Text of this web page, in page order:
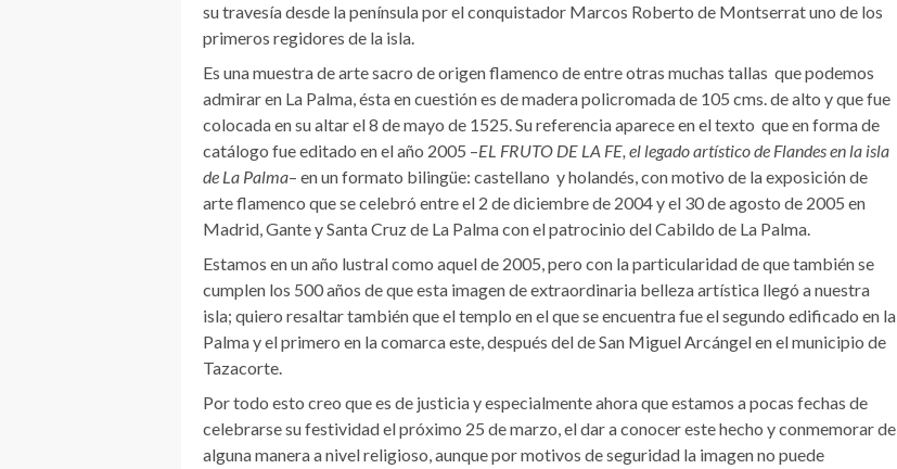
su travesía desde la península por el conquistador Marcos Roberto de Montserrat uno de los
primeros regidores de la isla.
Es una muestra de arte sacro de origen flamenco de entre otras muchas tallas que podemos
admirar en La Palma, ésta en cuestión es de madera policromada de 105 cms. de alto y que fue
colocada en su altar el 8 de mayo de 1525. Su referencia aparece en el texto que en forma de
catálogo fue editado en el año 2005 –EL FRUTO DE LA FE, el legado artístico de Flandes en la isla
de La Palma– en un formato bilingüe: castellano y holandés, con motivo de la exposición de
arte flamenco que se celebró entre el 2 de diciembre de 2004 y el 30 de agosto de 2005 en
Madrid, Gante y Santa Cruz de La Palma con el patrocinio del Cabildo de La Palma.
Estamos en un año lustral como aquel de 2005, pero con la particularidad de que también se
cumplen los 500 años de que esta imagen de extraordinaria belleza artística llegó a nuestra
isla; quiero resaltar también que el templo en el que se encuentra fue el segundo edificado en la
Palma y el primero en la comarca este, después del de San Miguel Arcángel en el municipio de
Tazacorte.
Por todo esto creo que es de justicia y especialmente ahora que estamos a pocas fechas de
celebrarse su festividad el próximo 25 de marzo, el dar a conocer este hecho y conmemorar de
alguna manera a nivel religioso, aunque por motivos de seguridad la imagen no puede